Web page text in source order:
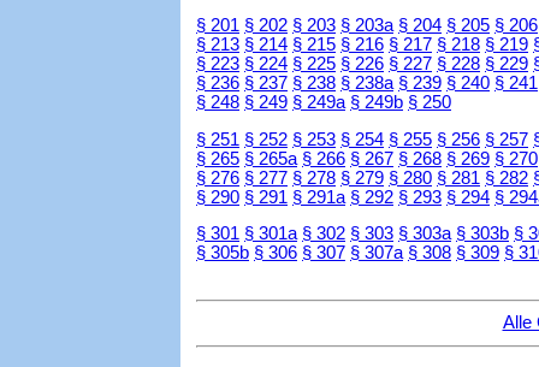
§ 201 § 202 § 203 § 203a § 204 § 205 § 206
§ 213 § 214 § 215 § 216 § 217 § 218 § 219
§ 223 § 224 § 225 § 226 § 227 § 228 § 229
§ 236 § 237 § 238 § 238a § 239 § 240 § 241
§ 248 § 249 § 249a § 249b § 250
§ 251 § 252 § 253 § 254 § 255 § 256 § 257
§ 265 § 265a § 266 § 267 § 268 § 269 § 270
§ 276 § 277 § 278 § 279 § 280 § 281 § 282
§ 290 § 291 § 291a § 292 § 293 § 294 §
§ 301 § 301a § 302 § 303 § 303a § 303b §
§ 305b § 306 § 307 § 307a § 308 § 309 §
Alle